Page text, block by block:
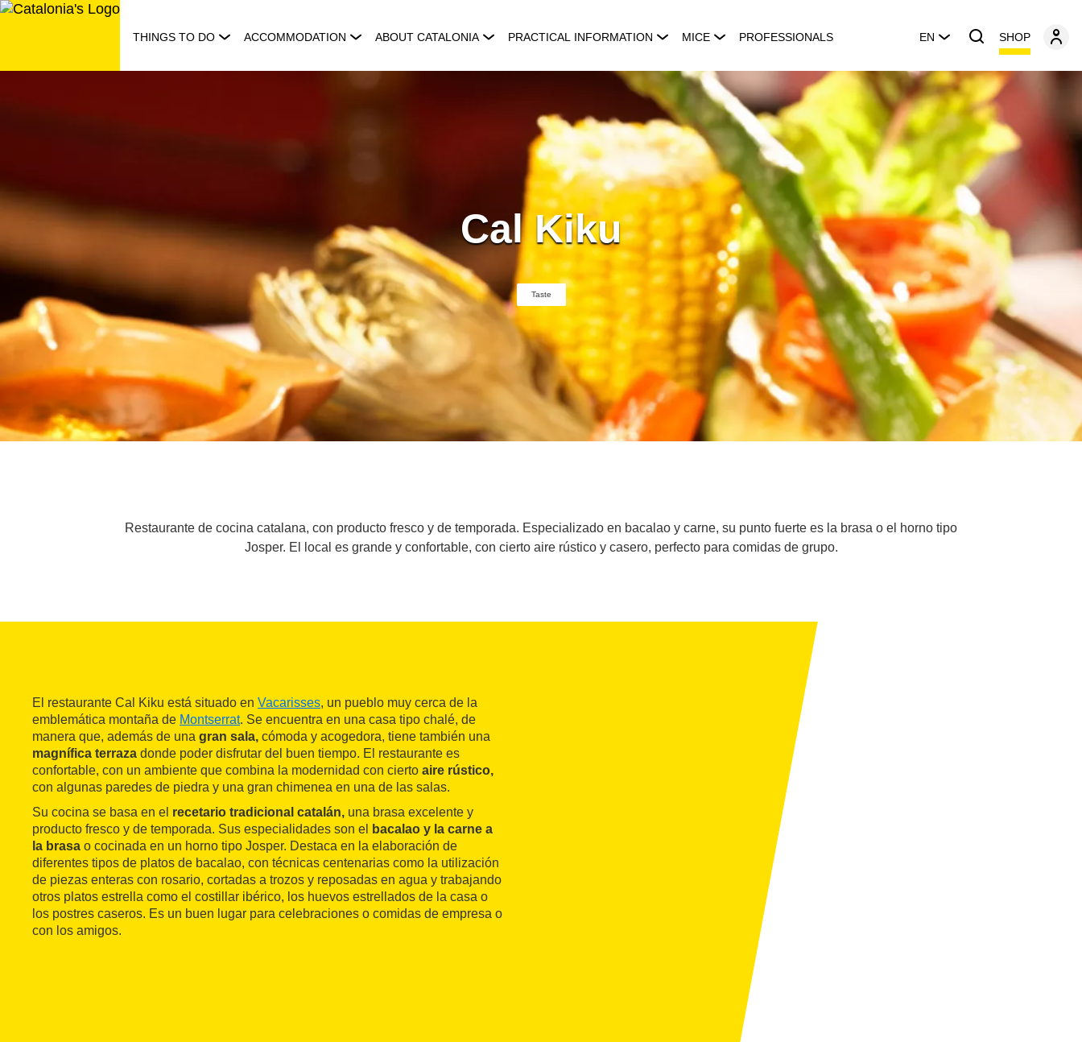
Skip
THINGS TO DO ACCOMMODATION ABOUT CATALONIA PRACTICAL INFORMATION MICE PROFESSIONALS EN SHOP
Cal Kiku
Taste
Restaurante de cocina catalana, con producto fresco y de temporada. Especializado en bacalao y carne, su punto fuerte es la brasa o el horno tipo
Josper. El local es grande y confortable, con cierto aire rústico y casero, perfecto para comidas de grupo.
El restaurante Cal Kiku está situado en Vacarisses, un pueblo muy cerca de la
emblemática montaña de Montserrat. Se encuentra en una casa tipo chalé, de
manera que, además de una gran sala, cómoda y acogedora, tiene también una
magnífica terraza donde poder disfrutar del buen tiempo. El restaurante es
confortable, con un ambiente que combina la modernidad con cierto aire rústico,
con algunas paredes de piedra y una gran chimenea en una de las salas.
Su cocina se basa en el recetario tradicional catalán, una brasa excelente y
producto fresco y de temporada. Sus especialidades son el
bacalao y la carne a
la brasa o cocinada en un horno tipo Josper. Destaca en la elaboración de
diferentes tipos de platos de bacalao, con técnicas centenarias como la utilización
de piezas enteras con rosario, cortadas a trozos y reposadas en agua y trabajando
otros platos estrella como el costillar ibérico, los huevos estrellados de la casa o
los postres caseros. Es un buen lugar para celebraciones o comidas de empresa o
con los amigos.